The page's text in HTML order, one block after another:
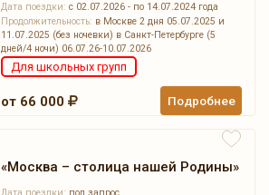
Дата поездки: с 02.07.2026 - по 14.07.2024 года
Продолжительность: в Москве 2 дня 05.07.2025 и
11.07.2025 (без ночевки) в Санкт-Петербурге (5
дней/4 ночи) 06.07.26-10.07.2026
Для школьных групп
от 66 000 Подробнее
«Москва – столица нашей Родины»
Дата поездки: под запрос